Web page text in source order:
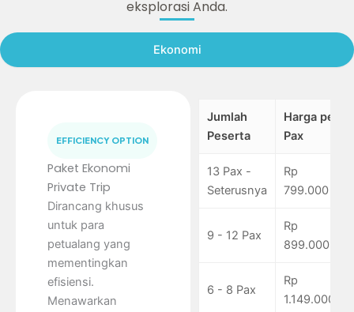
eksplorasi Anda.
Ekonomi
EFFICIENCY OPTION
Paket Ekonomi
Private Trip
Dirancang khusus
untuk para
petualang yang
mementingkan
efisiensi.
Menawarkan
Jumlah
Peserta
Harga per
Pax
13 Pax -
Seterusnya
Rp
799.000
9 - 12 Pax
Rp
899.000
6 - 8 Pax
Rp
1.149.000